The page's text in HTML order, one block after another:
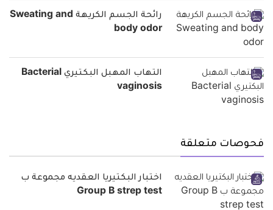
رائحة الجسم الكريهة Sweating and
body odor
التهاب المهبل البكتيري Bacterial
vaginosis
فحوصات متعلقة
اختبار البكتيريا العقديه مجموعة ب
Group B strep test